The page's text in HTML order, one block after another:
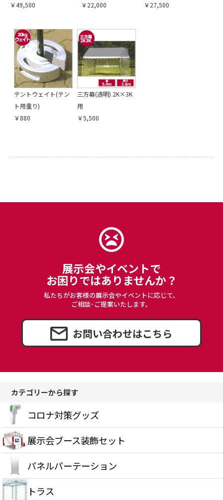
引続き他の商品も選ぶ
カートへ進む
￥49,500 ￥22,000 ￥27,500
テントウェイト(テン
ト用重り)
￥880
三方幕(透明) 2K×3K
用
￥5,500
展示会やイベントで
お困りではありませんか？
私たちがお客様の展示会やイベントに応じて、
ご相談･ご提案いたします。
お問い合わせはこちら
カテゴリーから探す
コロナ対策グッズ
展示会ブース装飾セット
パネルパーテーション
トラス